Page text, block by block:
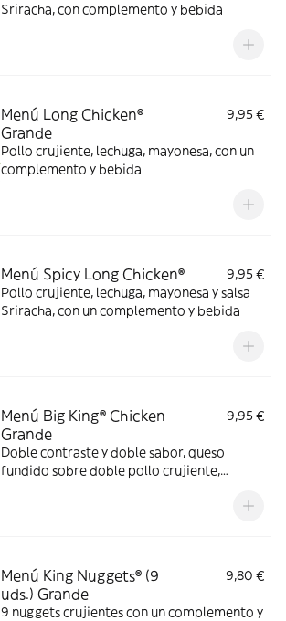
Sriracha, con complemento y bebida
Menú Long Chicken®
Grande
9,95 €
Pollo crujiente, lechuga, mayonesa, con un
complemento y bebida
Menú Spicy Long Chicken®
9,95 €
Pollo crujiente, lechuga, mayonesa y salsa
Sriracha, con un complemento y bebida
Menú Big King® Chicken
Grande
9,95 €
Doble contraste y doble sabor, queso
fundido sobre doble pollo crujiente,
exquisita salsa Big King entre dos panes de
Menú King Nuggets® (9
uds.) Grande
9,80 €
9 nuggets crujientes con un complemento y